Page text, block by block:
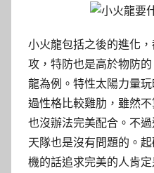
小火龍包括之後的進化
攻，特防也是高於物防
龍為例。特性太陽力量
過性格比較雞肋，雖然
也沒辦法完美配合。不
天隊也是沒有問題的。
機的話追求完美的人肯